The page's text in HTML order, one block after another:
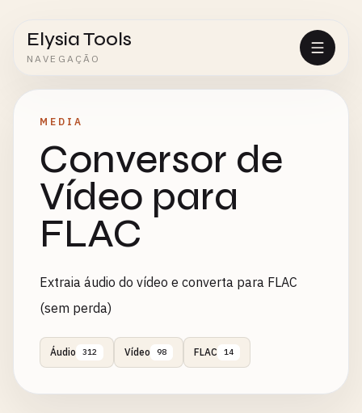
Elysia Tools
NAVEGAÇÃO
MEDIA
Conversor de
Vídeo para
FLAC
Extraia áudio do vídeo e converta para FLAC
(sem perda)
Áudio 312 Vídeo 98 FLAC 14